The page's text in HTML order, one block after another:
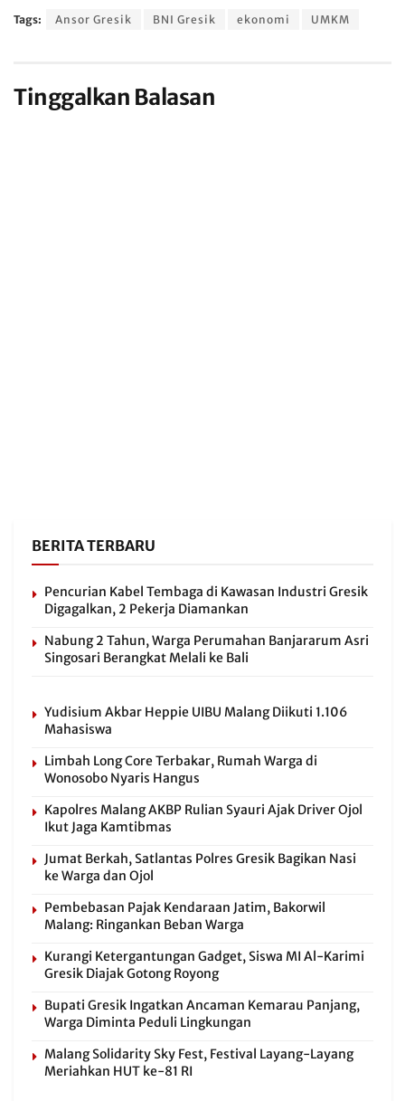
Tags: Ansor Gresik BNI Gresik ekonomi UMKM
Tinggalkan Balasan
BERITA TERBARU
Pencurian Kabel Tembaga di Kawasan Industri Gresik
Digagalkan, 2 Pekerja Diamankan
Nabung 2 Tahun, Warga Perumahan Banjararum Asri
Singosari Berangkat Melali ke Bali
Yudisium Akbar Heppie UIBU Malang Diikuti 1.106
Mahasiswa
Limbah Long Core Terbakar, Rumah Warga di
Wonosobo Nyaris Hangus
Kapolres Malang AKBP Rulian Syauri Ajak Driver Ojol
Ikut Jaga Kamtibmas
Jumat Berkah, Satlantas Polres Gresik Bagikan Nasi
ke Warga dan Ojol
Pembebasan Pajak Kendaraan Jatim, Bakorwil
Malang: Ringankan Beban Warga
Kurangi Ketergantungan Gadget, Siswa MI Al-Karimi
Gresik Diajak Gotong Royong
Bupati Gresik Ingatkan Ancaman Kemarau Panjang,
Warga Diminta Peduli Lingkungan
Malang Solidarity Sky Fest, Festival Layang-Layang
Meriahkan HUT ke-81 RI